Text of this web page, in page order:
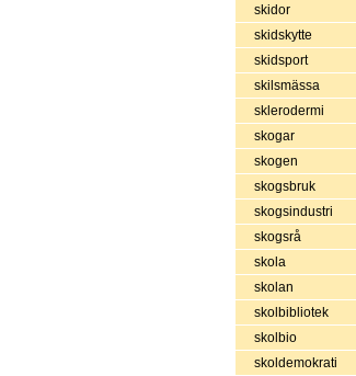
skidor
skidskytte
skidsport
skilsmässa
sklerodermi
skogar
skogen
skogsbruk
skogsindustri
skogsrå
skola
skolan
skolbibliotek
skolbio
skoldemokrati